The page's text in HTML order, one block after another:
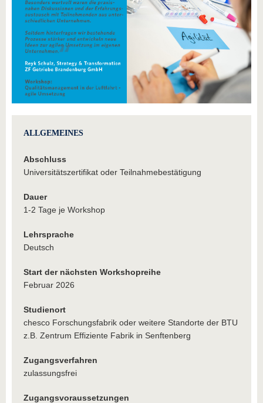
ALLGEMEINES
Abschluss
Universitätszertifikat oder Teilnahmebestätigung
Dauer
1-2 Tage je Workshop
Lehrsprache
Deutsch
Start der nächsten Workshopreihe
Februar 2026
Studienort
chesco Forschungsfabrik oder weitere Standorte der BTU
z.B. Zentrum Effiziente Fabrik in Senftenberg
Zugangsverfahren
zulassungsfrei
Zugangsvoraussetzungen